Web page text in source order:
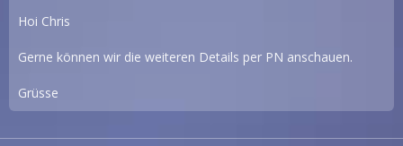
Hoi Chris
Gerne können wir die weiteren Details per PN anschauen.
Grüsse